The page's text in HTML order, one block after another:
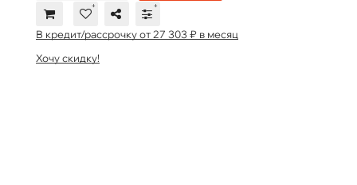
В кредит/рассрочку от 27 303 ₽ в месяц
Хочу скидку!